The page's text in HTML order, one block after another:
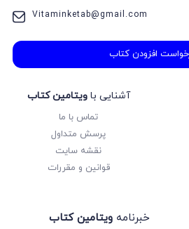
آشنایی باویتامین کتاب
تماس با ما
پرسش متداول
نقشه سایت
قوانین و مقررات
Vitaminketab@gmail.com
افزودن کتاب
خبرنامه ویتامین کتاب